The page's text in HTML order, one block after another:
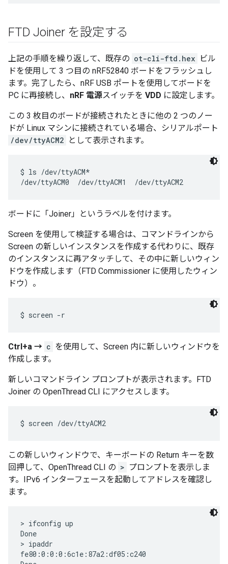
FTD Joiner を設定する
上記の手順を繰り返して、既存の ot-cli-ftd.hex
ビル
ドを使用して 3 つ目の nRF52840 ボードをフラッシュし
ます。完了したら、nRF USB ポートを使用してボードを
PC に再接続し、 nRF 電源スイッチを VDD に設定します。
この 3 枚目のボードが接続されたときに他の 2 つのノー
ドが Linux マシンに接続されている場合、シリアルポート
/dev/ttyACM2
として表示されます。
$ ls /dev/ttyACM*
ボードに「Joiner」というラベルを付けます。
Screen を使用して検証する場合は、コマンドラインから
Screen の新しいインスタンスを作成する代わりに、既存
のインスタンスに再アタッチして、その中に新しいウィン
ドウを作成します（FTD Commissioner に使用したウィン
ドウ）。
Ctrl+a → c を使用して、Screen 内に新しいウィンドウを
作成します。
新しいコマンドライン プロンプトが表示されます。FTD
Joiner の OpenThread CLI にアクセスします。
この新しいウィンドウで、キーボードの Return キーを数
回押して、OpenThread CLI の > プロンプトを表示しま
す。IPv6 インターフェースを起動してアドレスを確認し
ます。
> ifconfig up
Done
> ipaddr
fe80:0:0:0:6c1e:87a2:df05:c240